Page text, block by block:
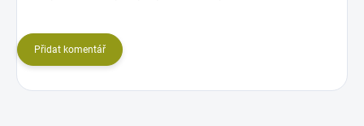
Přidat komentář